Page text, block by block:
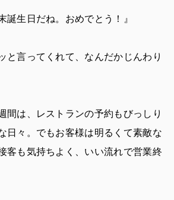
誕生日だね。おめでとう！』
と言ってくれて、なんだかじんわり
間は、レストランの予約もびっしり
日々。でもお客様は明るくて素敵な
客も気持ちよく、いい流れで営業終